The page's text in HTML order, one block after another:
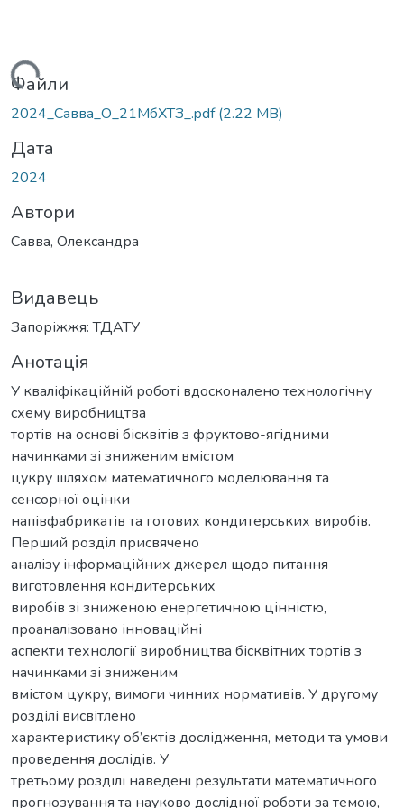
Файли
2024_Савва_О_21МбХТЗ_.pdf(2.22 MB)
Дата
2024
Автори
Савва, Олександра
Видавець
Запоріжжя: ТДАТУ
Анотація
У кваліфікаційній роботі вдосконалено технологічну
схему виробництва
тортів на основі бісквітів з фруктово-ягідними
начинками зі зниженим вмістом
цукру шляхом математичного моделювання та
сенсорної оцінки
напівфабрикатів та готових кондитерських виробів.
Перший розділ присвячено
аналізу інформаційних джерел щодо питання
виготовлення кондитерських
виробів зі зниженою енергетичною цінністю,
проаналізовано інноваційні
аспекти технології виробництва бісквітних тортів з
начинками зі зниженим
вмістом цукру, вимоги чинних нормативів. У другому
розділі висвітлено
характеристику об’єктів дослідження, методи та умови
проведення дослідів. У
третьому розділі наведені результати математичного
прогнозування та науково дослідної роботи за темою,